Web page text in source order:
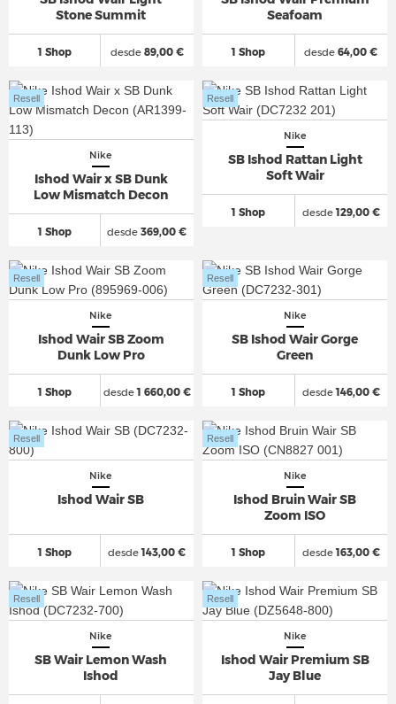
Stone Summit
1 Shop desde89,00 €
Seafoam
1 Shop desde 64,00 €
Nike
Ishod Wair x SB Dunk
Low Mismatch Decon
1 Shop
Resell
desde 369,00 €
Nike
SB Ishod Rattan Light
Soft Wair
1 Shop
Resell
desde129,00 €
Nike
Ishod Wair SB Zoom
Dunk Low Pro
1 Shop
Resell
desde1 660,00 €
Nike
SB Ishod Wair Gorge
Green
1 Shop
Resell
desde146,00 €
Nike
Ishod Wair SB
1 Shop
Resell
desde143,00 €
Nike
Ishod Bruin Wair SB
Zoom ISO
1 Shop
Resell
desde163,00 €
Nike
SB Wair Lemon Wash
Ishod
Resell
Nike
Ishod Wair Premium SB
Jay Blue
Resell